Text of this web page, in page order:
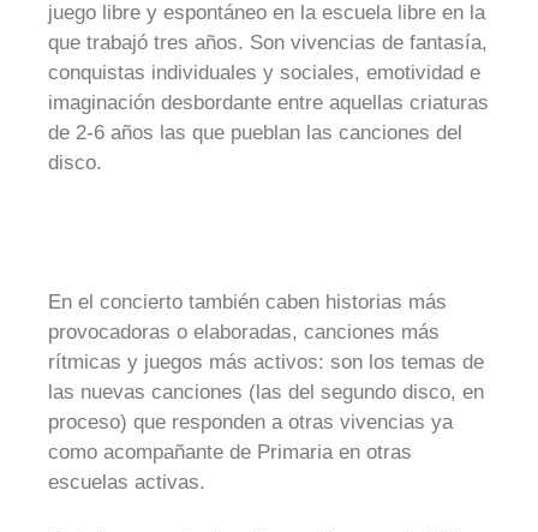
juego libre y espontáneo en la escuela libre en la
que trabajó tres años. Son vivencias de fantasía,
conquistas individuales y sociales, emotividad e
imaginación desbordante entre aquellas criaturas
de 2-6 años las que pueblan las canciones del
disco.
En el concierto también caben historias más
provocadoras o elaboradas, canciones más
rítmicas y juegos más activos: son los temas de
las nuevas canciones (las del segundo disco, en
proceso) que responden a otras vivencias ya
como acompañante de Primaria en otras
escuelas activas.